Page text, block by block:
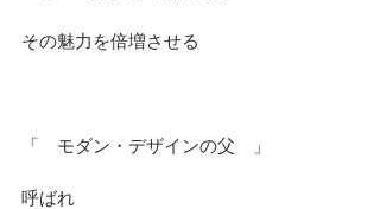
その魅力を倍増させる
「　モダン・デザインの父　」
呼ばれ